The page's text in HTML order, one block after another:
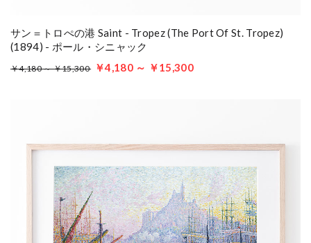
サン＝トロぺの港 Saint - Tropez (The Port Of St. Tropez)
(1894) - ポール・シニャック
￥4,180 ～ ￥15,300 ￥4,180 ～ ￥15,300